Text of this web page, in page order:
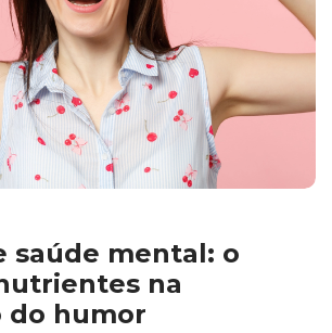
saúde mental: o
na
do humor